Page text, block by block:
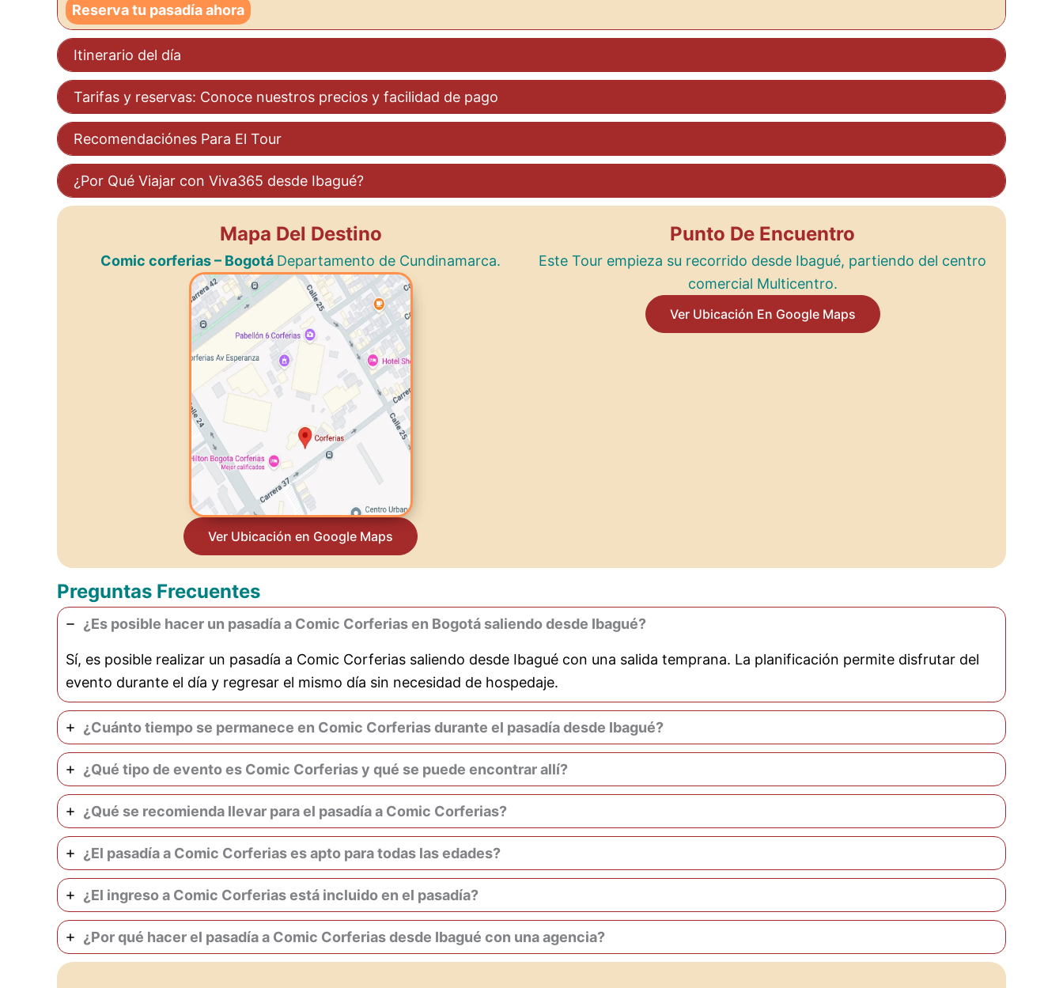
Reserva tu pasadía ahora
Itinerario del día
Tarifas y reservas: Conoce nuestros precios y facilidad de pago
Recomendaciónes Para El Tour
¿Por Qué Viajar con Viva365 desde Ibagué?
Mapa Del Destino
Comic corferias – Bogotá Departamento de Cundinamarca.
Ver Ubicación en Google Maps
Punto De Encuentro
Este Tour empieza su recorrido desde Ibagué, partiendo del centro
comercial Multicentro.
Ver Ubicación En Google Maps
Preguntas Frecuentes
¿Es posible hacer un pasadía a Comic Corferias en Bogotá saliendo desde Ibagué?
Sí, es posible realizar un pasadía a Comic Corferias saliendo desde Ibagué con una salida temprana. La planificación permite disfrutar del
evento durante el día y regresar el mismo día sin necesidad de hospedaje.
¿Cuánto tiempo se permanece en Comic Corferias durante el pasadía desde Ibagué?
¿Qué tipo de evento es Comic Corferias y qué se puede encontrar allí?
¿Qué se recomienda llevar para el pasadía a Comic Corferias?
¿El pasadía a Comic Corferias es apto para todas las edades?
¿El ingreso a Comic Corferias está incluido en el pasadía?
¿Por qué hacer el pasadía a Comic Corferias desde Ibagué con una agencia?